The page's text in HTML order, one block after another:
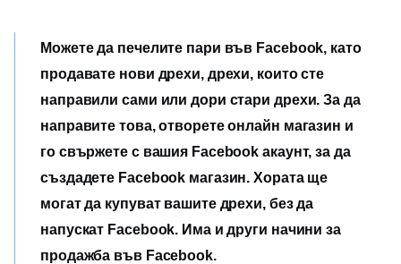
Можете да печелите пари във Facebook, като
продавате нови дрехи, дрехи, които сте
направили сами или дори стари дрехи. За да
направите това, отворете онлайн магазин и
го свържете с вашия Facebook акаунт, за да
създадете Facebook магазин. Хората ще
могат да купуват вашите дрехи, без да
напускат Facebook. Има и други начини за
продажба във Facebook.